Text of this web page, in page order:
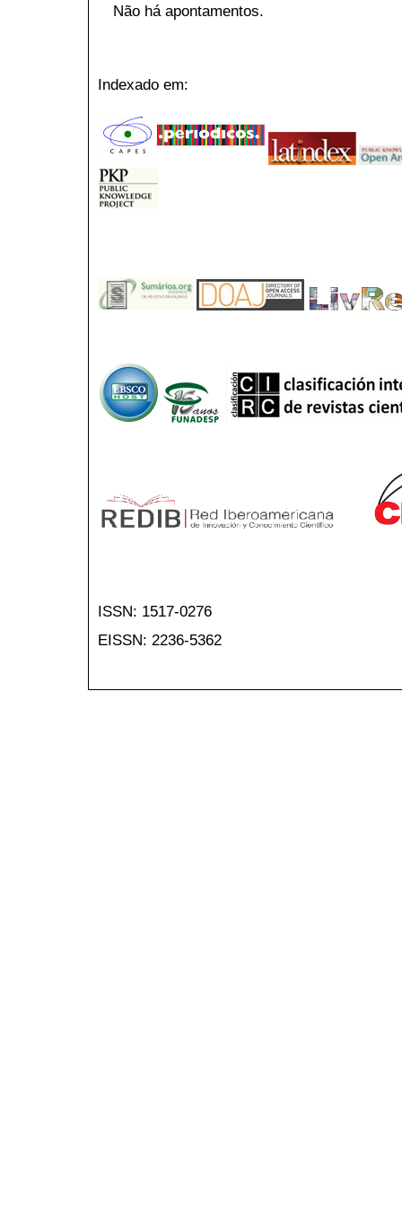
Não há apontamentos.
Indexado em:
ISSN: 1517-0276
EISSN: 2236-5362